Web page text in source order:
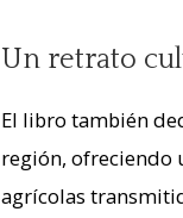
Un retrato
El libro también
región, ofreciendo
agrícolas